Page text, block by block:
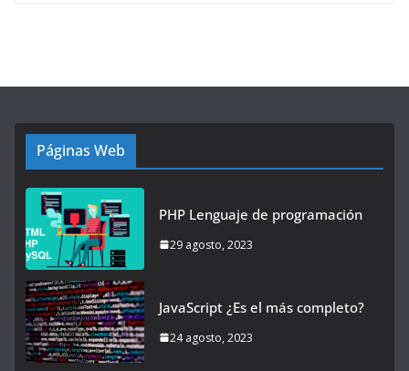
Páginas Web
PHP Lenguaje de programación
29 agosto, 2023
JavaScript ¿Es el más completo?
24 agosto, 2023